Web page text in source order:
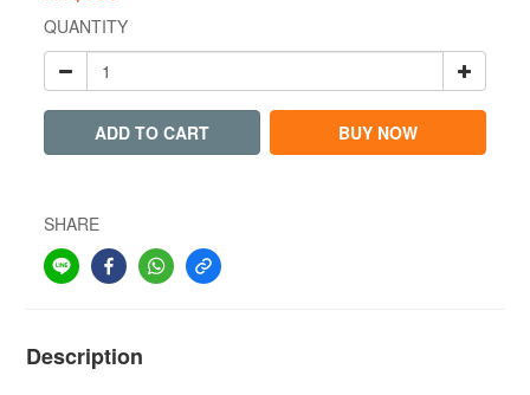
QUANTITY
ADD TO CART BUY NOW
SHARE
Description